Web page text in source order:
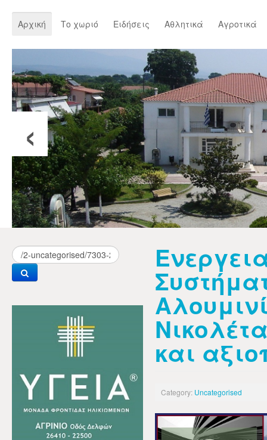
Αρχική Το χωριό Ειδήσεις Αθλητικά Αγροτικά
‹
και
Category: Uncategorised